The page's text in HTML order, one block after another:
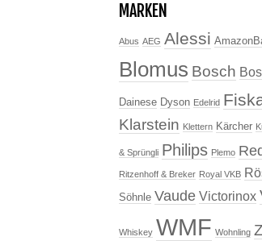
MARKEN
Abus AEG Alessi
Blomus Bosch
Dainese Dyson Edelrid
Klarstein Klettern Kärcher
& Sprüngli Philips Plemo
Ritzenhoff & Breker Royal VKB
Söhnle Vaude Victorinox
Whiskey WMF Wohnling